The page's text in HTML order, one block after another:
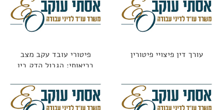
עורך דין פיצויי פיטורין
פיטורי עובד עקב מצב
בריאותי: הגבול הדק בין